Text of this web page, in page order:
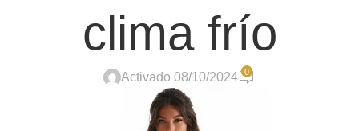
clima frío
Activado 08/10/2024 0